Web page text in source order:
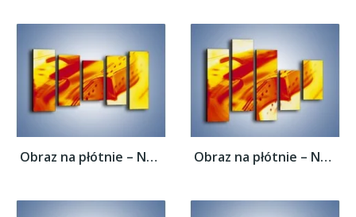
Obraz na płótnie – Nuty odbite w świetle... Obraz na płótnie – Nuty odbite w świetle...